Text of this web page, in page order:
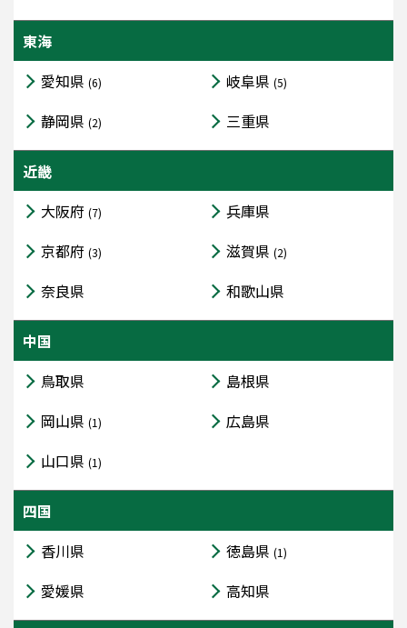
東海
愛知県 (6) 岐阜県 (5)
静岡県 (2) 三重県
近畿
大阪府 (7)
兵庫県
京都府 (3) 滋賀県 (2)
奈良県 和歌山県
中国
鳥取県
島根県
岡山県 (1)
広島県
山口県 (1)
四国
香川県
徳島県 (1)
愛媛県 高知県